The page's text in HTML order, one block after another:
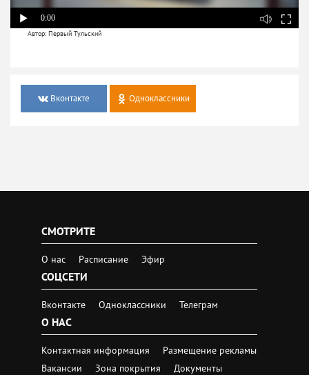
0:00
Автор: Первый Тульский
Вконтакте Одноклассники
СМОТРИТЕ
О нас Расписание Эфир
СОЦСЕТИ
Вконтакте Одноклассники Телеграм
О НАС
Контактная информация
Размещение рекламы
Вакансии
Зона покрытия Документы